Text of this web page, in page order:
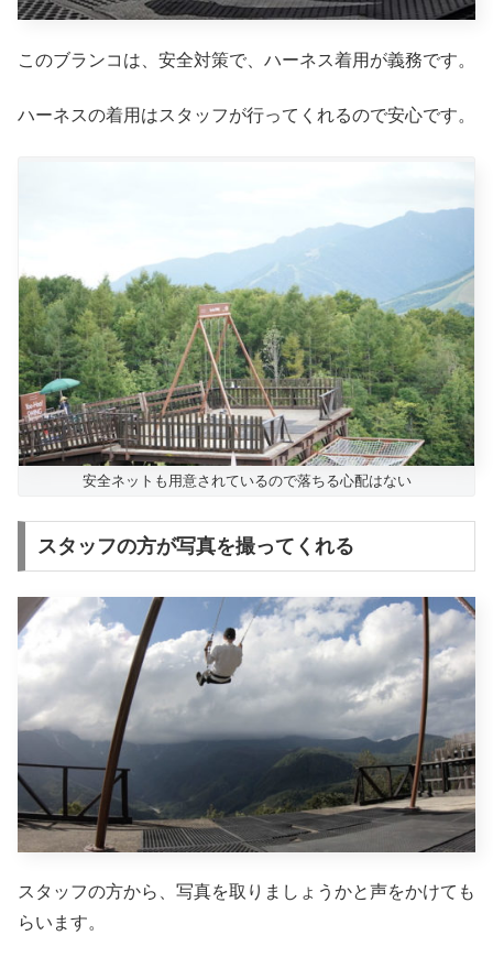
このブランコは、安全対策で、ハーネス着用が義務です。
ハーネスの着用はスタッフが行ってくれるので安心です。
安全ネットも用意されているので落ちる心配はない
スタッフの方が写真を撮ってくれる
スタッフの方から、写真を取りましょうかと声をかけても
らいます。